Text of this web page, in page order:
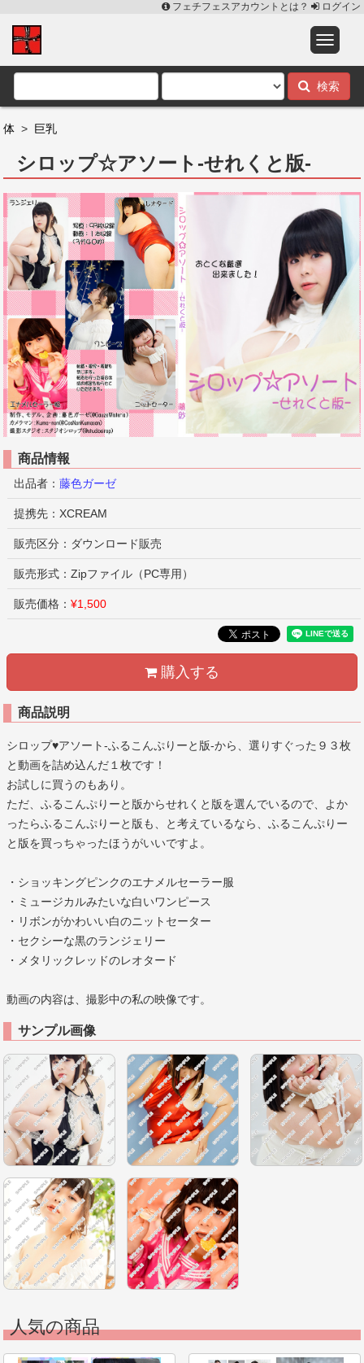
フェチフェスアカウントとは？ ログイン
検索
体 > 巨乳
シロップ☆アソート-せれくと版-
商品情報
出品者： 藤色ガーゼ
提携先：XCREAM
販売区分：ダウンロード販売
販売形式：Zipファイル（PC専用）
販売価格： ¥1,500
購入する
商品説明
シロップ♥アソート-ふるこんぷりーと版-から、選りすぐった９３枚
と動画を詰め込んだ１枚です！
お試しに買うのもあり。
ただ、ふるこんぷりーと版からせれくと版を選んでいるので、よか
ったらふるこんぷりーと版も、と考えているなら、ふるこんぷりー
と版を買っちゃったほうがいいですよ。
・ショッキングピンクのエナメルセーラー服
・ミュージカルみたいな白いワンピース
・リボンがかわいい白のニットセーター
・セクシーな黒のランジェリー
・メタリックレッドのレオタード
動画の内容は、撮影中の私の映像です。
サンプル画像
人気の商品